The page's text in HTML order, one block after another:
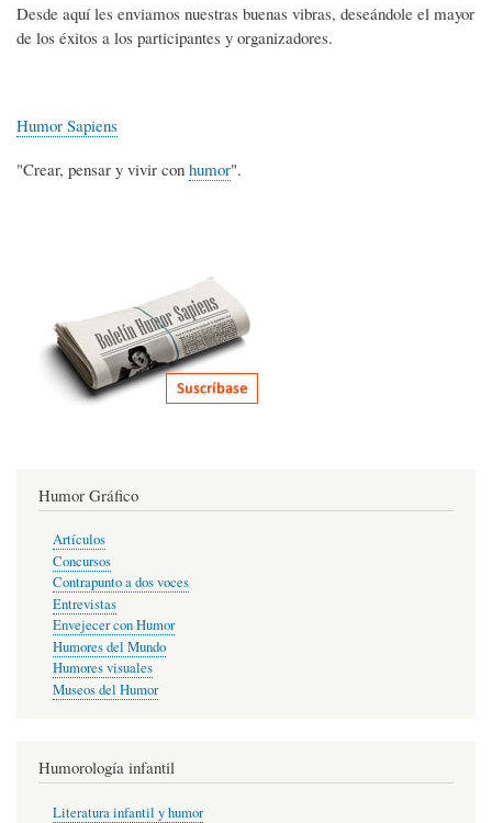
Desde aquí les enviamos nuestras buenas vibras, deseándole el mayor
de los éxitos a los participantes y organizadores.
Humor Sapiens
"Crear, pensar y vivir con humor".
Humor Gráfico
Artículos
Concursos
Contrapunto a dos voces
Entrevistas
Envejecer con Humor
Humores del Mundo
Humores visuales
Museos del Humor
Humorología infantil
Literatura infantil y humor